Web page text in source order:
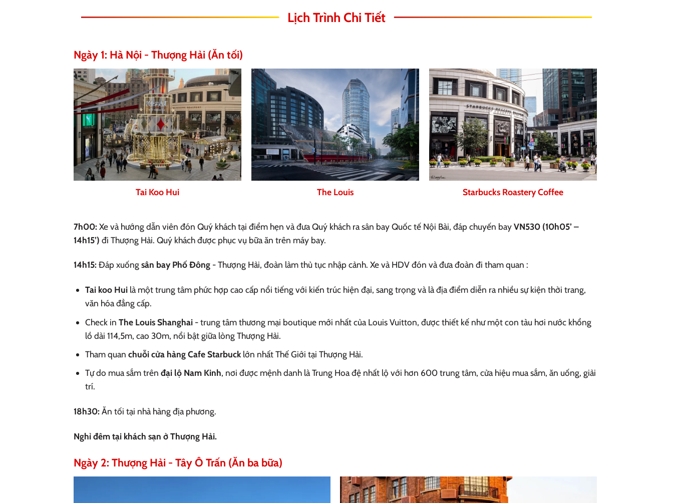
Lịch Trình Chi Tiết
Ngày 1: Hà Nội - Thượng Hải (Ăn tối)
Tai Koo Hui The Louis Starbucks Roastery Coffee
7h00: Xe và hướng dẫn viên đón Quý khách tại điểm hẹn và đưa Quý khách ra sân bay Quốc tế Nội Bài, đáp chuyến bayVN530 (10h05’ –
14h15’) đi Thượng Hải. Quý khách được phục vụ bữa ăn trên máy bay.
14h15: Đáp xuốngsân bay Phố Đông - Thượng Hải, đoàn làm thủ tục nhập cảnh. Xe và HDV đón và đưa đoàn đi tham quan :
Tai koo Huilà một trung tâm phức hợp cao cấp nổi tiếng với kiến trúc hiện đại, sang trọng và là địa điểm diễn ra nhiều sự kiện thời trang,
văn hóa đẳng cấp.
Check in The Louis Shanghai - trung tâm thương mại boutique mới nhất của Louis Vuitton, được thiết kế như một con tàu hơi nước khổng
lồ dài 114,5m, cao 30m, nổi bật giữa lòng Thượng Hải.
Tham quan chuỗi cửa hàng Cafe Starbucklớn nhất Thế Giới tại Thượng Hải.
Tự do mua sắm trên đại lộ Nam Kinh, nơi được mệnh danh là Trung Hoa đệ nhất lộ với hơn 600 trung tâm, cửa hiệu mua sắm, ăn uống, giải
trí.
18h30: Ăn tối tại nhà hàng địa phương.
Nghỉ đêm tại khách sạn ở Thượng Hải.
Ngày 2: Thượng Hải - Tây Ô Trấn (Ăn ba bữa)